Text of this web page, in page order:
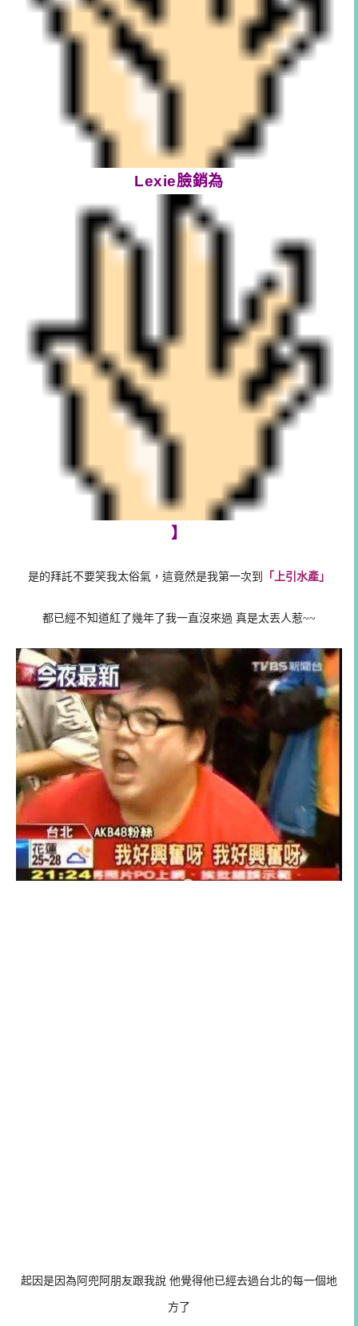
Lexie臉銷為
】
是的拜託不要笑我太俗氣，這竟然是我第一次到 「上引水產」
都已經不知道紅了幾年了我一直沒來過 真是太丟人惹~~
起因是因為阿兜阿朋友跟我說 他覺得他已經去過台北的每一個地
方了